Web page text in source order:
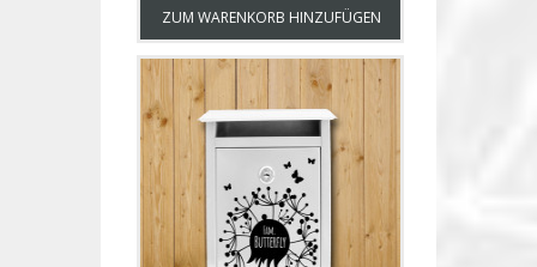
ZUM WARENKORB HINZUFÜGEN